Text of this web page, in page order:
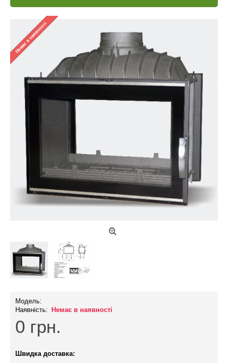
Модель:
Наявність:
Немає в наявності
0 грн.
Швидка доставка: